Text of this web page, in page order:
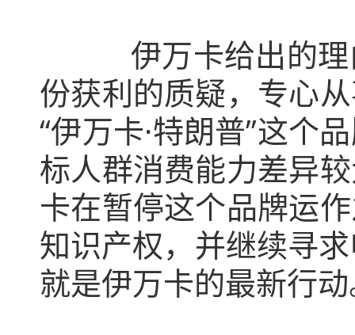
伊万卡给出的理由
份获利的质疑，专心
“伊万卡·特朗普”这个
标人群消费能力差异
卡在暂停这个品牌运
知识产权，并继续寻
就是伊万卡的最新行